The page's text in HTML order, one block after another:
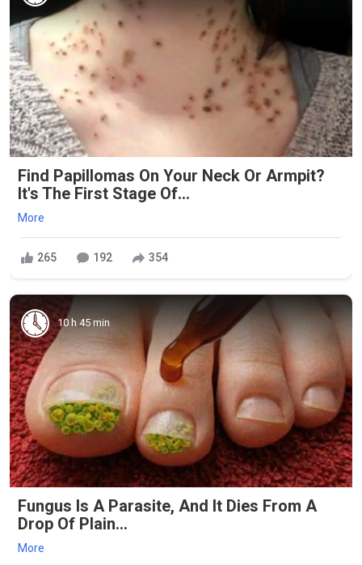
Find Papillomas On Your Neck Or Armpit?
It's The First Stage Of...
More
265 192 354
10 h 45 min
Fungus Is A Parasite, And It Dies From A
Drop Of Plain...
More